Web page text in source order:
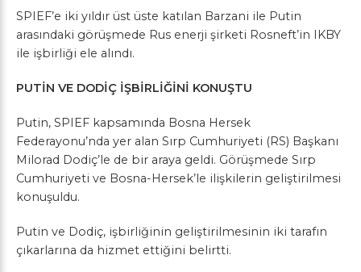
SPIEF’e iki yıldır üst üste katılan Barzani ile Putin
arasındaki görüşmede Rus enerji şirketi Rosneft’in IKBY
ile işbirliği ele alındı.
PUTİN VE DODİÇ İŞBİRLİĞİNİ KONUŞTU
Putin, SPIEF kapsamında Bosna Hersek
Federayonu’nda yer alan Sırp Cumhuriyeti (RS) Başkanı
Milorad Dodiç’le de bir araya geldi. Görüşmede Sırp
Cumhuriyeti ve Bosna-Hersek’le ilişkilerin geliştirilmesi
konuşuldu.
Putin ve Dodiç, işbirliğinin geliştirilmesinin iki tarafın
çıkarlarına da hizmet ettiğini belirtti.